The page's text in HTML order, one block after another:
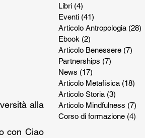
alla
con Ciao
Libri (4)
Eventi (41)
Articolo Antropologia (28)
Ebook (2)
Articolo Benessere (7)
Partnerships (7)
News (17)
Articolo Metafisica (18)
Articolo Storia (3)
Articolo Mindfulness (7)
Corso di formazione (4)